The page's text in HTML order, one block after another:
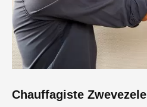
Chauffagiste Zwevezele